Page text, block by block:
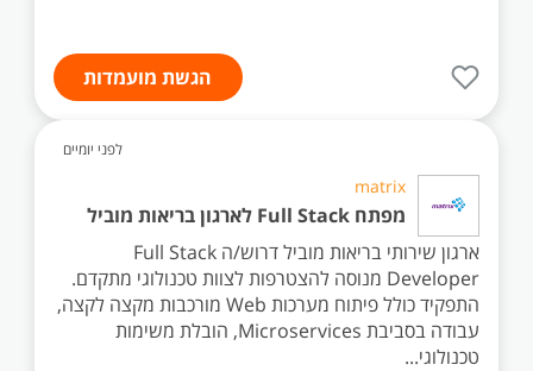
הגשת מועמדות
לפני יומיים
matrix
מפתח Full Stack לארגון בריאות מוביל
ארגון שירותי בריאות מוביל דרוש/ה Full Stack
Developer מנוסה להצטרפות לצוות טכנולוגי מתקדם.
התפקיד כולל פיתוח מערכות Web מורכבות מקצה לקצה,
עבודה בסביבת Microservices, הובלת משימות
טכנולוגי...